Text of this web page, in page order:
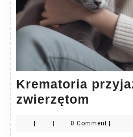
Krematoria
zwierzętom
| | 0 Comment |